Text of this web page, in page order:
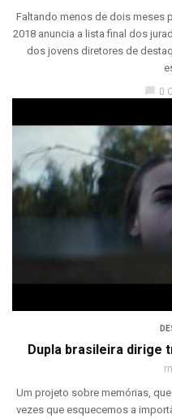
Faltando menos de dois meses
2018 anuncia a lista final dos
dos jovens diretores de
chat_bubble 0
Dupla brasileira dirige
Um projeto sobre memórias,
vezes que esquecemos a